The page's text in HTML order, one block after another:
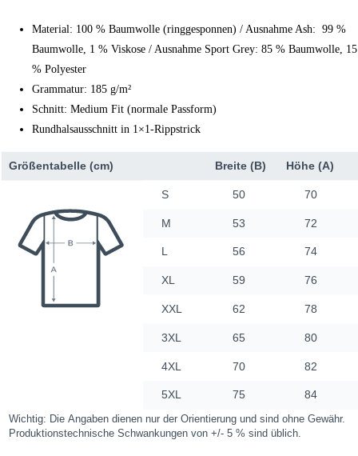
Material: 100 % Baumwolle (ringgesponnen) / Ausnahme Ash: 99 %
Baumwolle, 1 % Viskose / Ausnahme Sport Grey: 85 % Baumwolle, 15
% Polyester
Grammatur: 185 g/m²
Schnitt: Medium Fit (normale Passform)
Rundhalsausschnitt in 1×1-Rippstrick